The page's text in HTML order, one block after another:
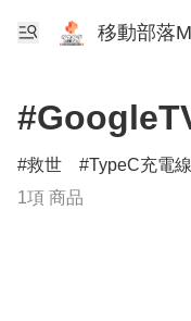
移動部落
救世 TypeC充電線
1項 商品